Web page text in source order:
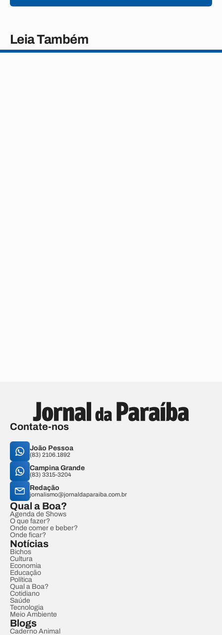
Leia Também
Contate-nos
João Pessoa
(83) 2106.1892
Campina Grande
(83) 3315-3204
Redação
jornalismo@jornaldaparaiba.com.br
Qual a Boa?
Agenda de Shows
O que fazer?
Onde comer e beber?
Onde ficar?
Notícias
Bichos
Cultura
Economia
Educação
Política
Qual a Boa?
Cotidiano
Saúde
Tecnologia
Meio Ambiente
Blogs
Caderno Animal